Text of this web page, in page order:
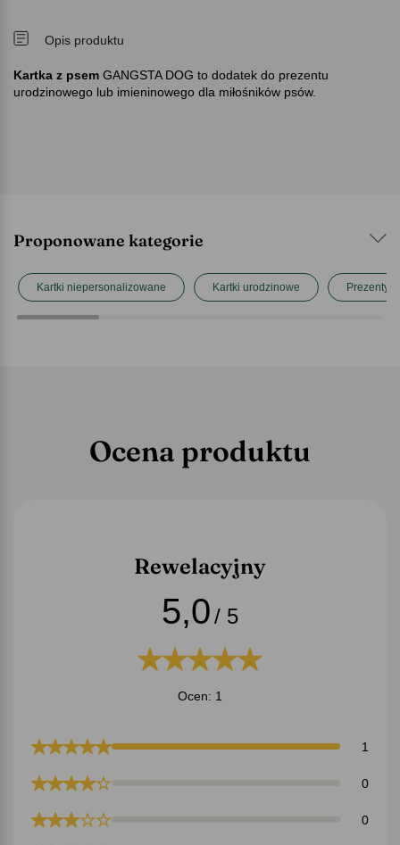
Opis produktu
Kartka z psem GANGSTA DOG to dodatek do prezentu
urodzinowego lub imieninowego dla miłośników psów.
Proponowane kategorie
Kartki niepersonalizowane Kartki urodzinowe Prezenty
Ocena produktu
Rewelacyjny
5,0/ 5
Ocen: 1
1
0
0